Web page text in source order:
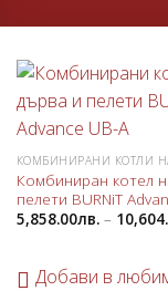
Комбиниран котел
пелети BURNiT
5,858.00лв.–
Добави в